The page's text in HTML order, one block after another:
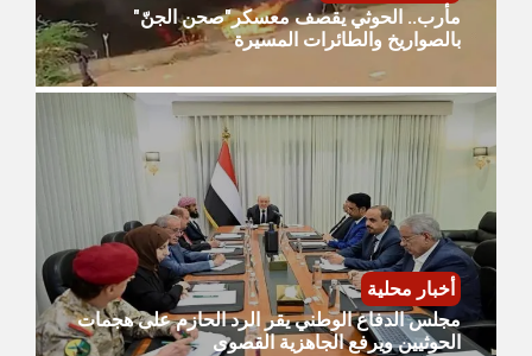
مأرب.. الحوثي يقصف معسكر"صحن الجنّ"
بالصواريخ والطائرات المسيرة
أخبار محلية
مجلس الدفاع الوطني يقر الرد الحازم على هجمات
الحوثيين ويرفع الجاهزية القصوى